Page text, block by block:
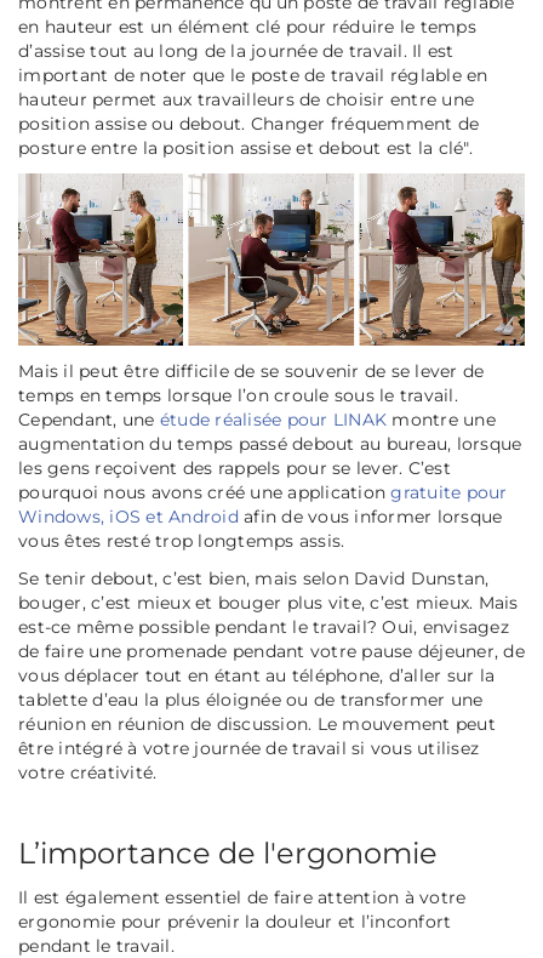
en hauteur est un élément clé pour réduire le temps
d’assise tout au long de la journée de travail. Il est
important de noter que le poste de travail réglable en
hauteur permet aux travailleurs de choisir entre une
position assise ou debout. Changer fréquemment de
posture entre la position assise et debout est la clé".
Mais il peut être difficile de se souvenir de se lever de
temps en temps lorsque l’on croule sous le travail.
Cependant, une étude réalisée pour LINAK montre une
augmentation du temps passé debout au bureau, lorsque
les gens reçoivent des rappels pour se lever. C’est
pourquoi nous avons créé une applicationgratuite pour
Windows, iOS et Android afin de vous informer lorsque
vous êtes resté trop longtemps assis.
Se tenir debout, c’est bien, mais selon David Dunstan,
bouger, c’est mieux et bouger plus vite, c’est mieux. Mais
est-ce même possible pendant le travail? Oui, envisagez
de faire une promenade pendant votre pause déjeuner, de
vous déplacer tout en étant au téléphone, d’aller sur la
tablette d’eau la plus éloignée ou de transformer une
réunion en réunion de discussion. Le mouvement peut
être intégré à votre journée de travail si vous utilisez
votre créativité.
L’importance de l'ergonomie
Il est également essentiel de faire attention à votre
ergonomie pour prévenir la douleur et l’inconfort
pendant le travail.